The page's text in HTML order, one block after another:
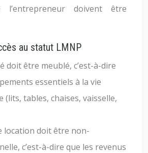
doivent être
au statut LMNP
doit être meublé, c’est-à-dire
essentiels à la vie
(lits, tables, chaises, vaisselle,
location doit être non-
c’est-à-dire que les revenus